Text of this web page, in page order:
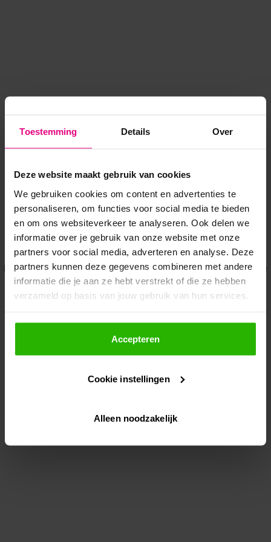
Toestemming Details Over
Deze website maakt gebruik van cookies
We gebruiken cookies om content en advertenties te
personaliseren, om functies voor social media te bieden
en om ons websiteverkeer te analyseren. Ook delen we
informatie over je gebruik van onze website met onze
partners voor social media, adverteren en analyse. Deze
partners kunnen deze gegevens combineren met andere
informatie die je aan ze hebt verstrekt of die ze hebben
verzameld op basis van jouw gebruik van hun services.
Als je op "Accepteer" klikt, dan geef je Voordeeluitjes.nl
toestemming om cookies voor social media en
gepersonaliseerde advertenties te plaatsen.
Lees hier meer over in onsprivacybeleid
Via "Cookie instellingen" kun je ook zelf instellen welke
Accepteren
Cookie instellingen
Alleen noodzakelijk
Application error: a client-side exception has occurred while
loadingwww.voordeeluitjes.nl (see the browser console for more
information).